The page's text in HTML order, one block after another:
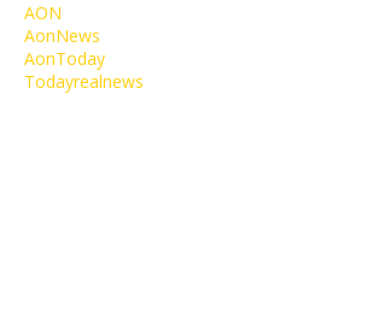
AON
AonNews
AonToday
Todayrealnews